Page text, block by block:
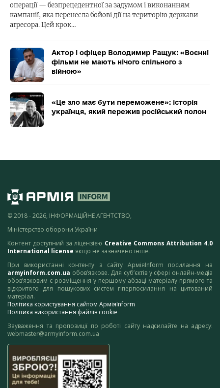
операції — безпрецедентної за задумом і виконанням
кампанії, яка перенесла бойові дії на територію держави-
агресора. Цей крок…
Актор і офіцер Володимир Ращук: «Воєнні
фільми не мають нічого спільного з
війною»
«Це зло має бути переможене»: історія
українця, який пережив російський полон
© 2018 - 2026, ІНФОРМАЦІЙНЕ АГЕНТСТВО,
Міністерство оборони України
Контент доступний за ліцензією Creative Commons Attribution 4.0
International license якщо не зазначено інше.
При використанні контенту з сайту АрміяInform посилання на
armyinform.com.ua обов’язкове. Для суб’єктів у сфері онлайн-медіа
обов’язковим є розміщення у першому абзаці матеріалу прямого та
відкритого для пошукових систем гіперпосилання на цитований
матеріал.
Політика користування сайтом АрміяInform
Політика використання файлів cookie
Зауваження та пропозиції по роботі сайту надсилайте на адресу:
webmaster@armyinform.com.ua